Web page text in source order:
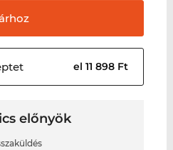
el 11 898 Ft
előnyök